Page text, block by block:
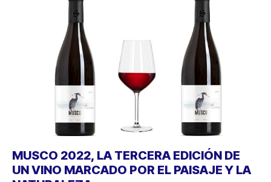
MUSCO 2022, LA TERCERA EDICIÓN DE
UN VINO MARCADO POR EL PAISAJE Y LA